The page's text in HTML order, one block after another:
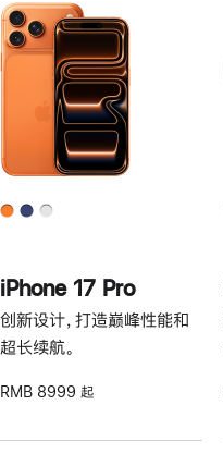
iPhone 17 Pro
创新设计，打造巅峰性能和
超长续航。
RMB 8999 起